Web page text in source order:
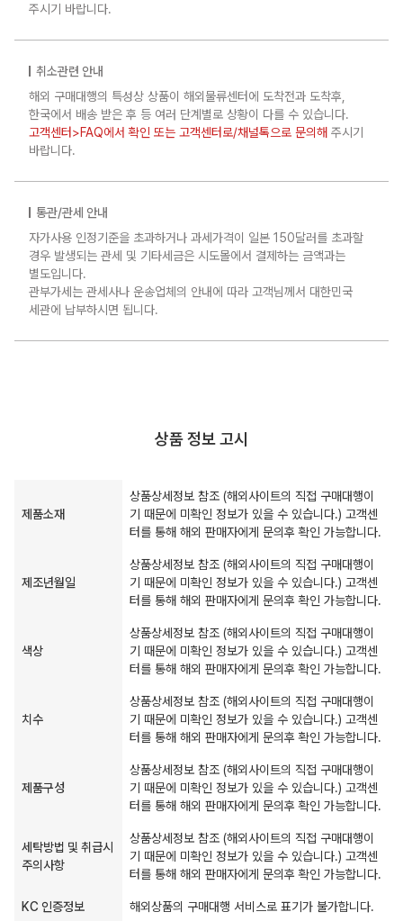
주시기 바랍니다.
취소관련 안내
해외 구매대행의 특성상 상품이 해외물류센터에 도착전과 도착후,
한국에서 배송 받은 후 등 여러 단계별로 상황이 다를 수 있습니다.
고객센터>FAQ에서 확인 또는 고객센터로/채널톡으로 문의해 주시기
바랍니다.
통관/관세 안내
자가사용 인정기준을 초과하거나 과세가격이 일본 150달러를 초과할
경우 발생되는 관세 및 기타세금은 시도몰에서 결제하는 금액과는
별도입니다.
관부가세는 관세사나 운송업체의 안내에 따라 고객님께서 대한민국
세관에 납부하시면 됩니다.
상품 정보 고시
제품소재
상품상세정보 참조 (해외사이트의 직접 구매대행이
기 때문에 미확인 정보가 있을 수 있습니다.) 고객센
터를 통해 해외 판매자에게 문의후 확인 가능합니다.
제조년월일
상품상세정보 참조 (해외사이트의 직접 구매대행이
기 때문에 미확인 정보가 있을 수 있습니다.) 고객센
터를 통해 해외 판매자에게 문의후 확인 가능합니다.
색상
상품상세정보 참조 (해외사이트의 직접 구매대행이
기 때문에 미확인 정보가 있을 수 있습니다.) 고객센
터를 통해 해외 판매자에게 문의후 확인 가능합니다.
치수
상품상세정보 참조 (해외사이트의 직접 구매대행이
기 때문에 미확인 정보가 있을 수 있습니다.) 고객센
터를 통해 해외 판매자에게 문의후 확인 가능합니다.
제품구성
상품상세정보 참조 (해외사이트의 직접 구매대행이
기 때문에 미확인 정보가 있을 수 있습니다.) 고객센
터를 통해 해외 판매자에게 문의후 확인 가능합니다.
세탁방법 및 취급시
주의사항
상품상세정보 참조 (해외사이트의 직접 구매대행이
기 때문에 미확인 정보가 있을 수 있습니다.) 고객센
터를 통해 해외 판매자에게 문의후 확인 가능합니다.
KC 인증정보 해외상품의 구매대행 서비스로 표기가 불가합니다.